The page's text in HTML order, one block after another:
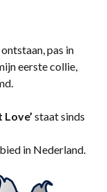
pas in
eerste collie,
Love’ staat sinds
in Nederland.